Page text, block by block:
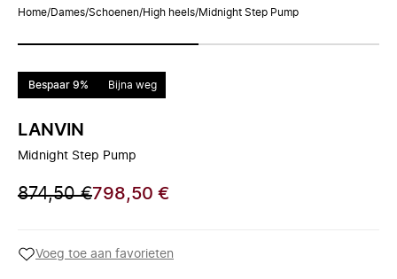
Home/Dames/Schoenen/High heels/Midnight Step Pump
Bespaar 9% Bijna weg
LANVIN
Midnight Step Pump
874,50 €798,50 €
Voeg toe aan favorieten